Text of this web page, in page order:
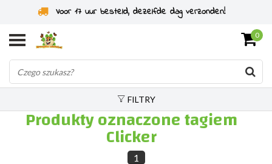
Voor 17 uur besteld, dezelfde dag verzonden!
0
FILTRY
Produkty oznaczone tagiem
Clicker
1